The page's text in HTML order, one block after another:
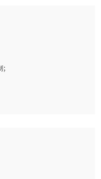
等开源数据库运维管理，
侧工作经验者优先。
发；